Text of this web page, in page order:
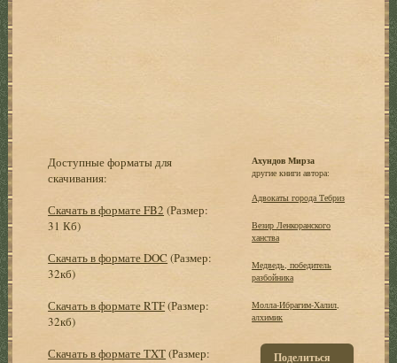
Доступные форматы для
скачивания:
Скачать в формате FB2 (Размер:
31 Кб)
Скачать в формате DOC (Размер:
32кб)
Скачать в формате RTF(Размер:
32кб)
Скачать в формате TXT(Размер:
Ахундов Мирза
другие книги автора:
Адвокаты города Тебриз
Везир Ленкоранского
ханства
Медведь, победитель
разбойника
Молла-Ибрагим-Халил,
алхимик
Поделиться